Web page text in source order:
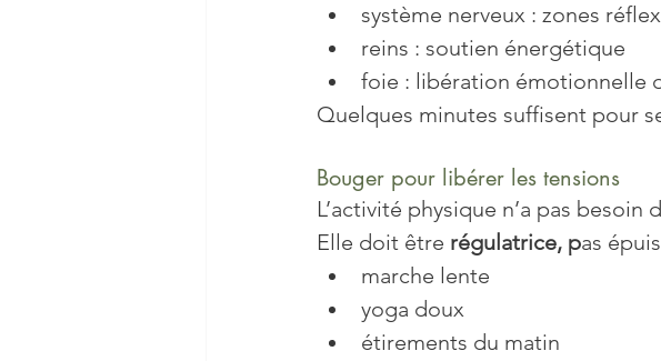
système nerveux : zones
reins : soutien énergétique
foie : libération émotionnelle
Quelques minutes suffisent pour
Bouger pour libérer les tensions
L’activité physique n’a pas besoin
Elle doit être régulatrice, pas
marche lente
yoga doux
étirements du matin